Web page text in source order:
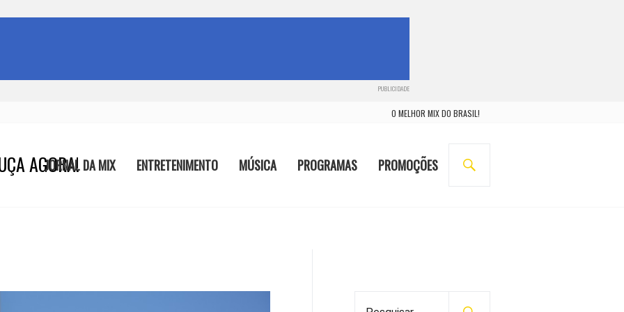
PUBLICIDADE
O MELHOR MIX DO BRASIL!
AGORA!
JORNAL DA MIX ENTRETENIMENTO MÚSICA PROGRAMAS PROMOÇÕES